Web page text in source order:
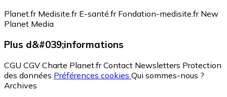
Planet.fr Medisite.fr E-santé.fr Fondation-medisite.fr New
Planet Media
Plus d&#039;informations
CGU CGV Charte Planet.fr Contact Newsletters Protection
des données Préférences cookies Qui sommes-nous ?
Archives